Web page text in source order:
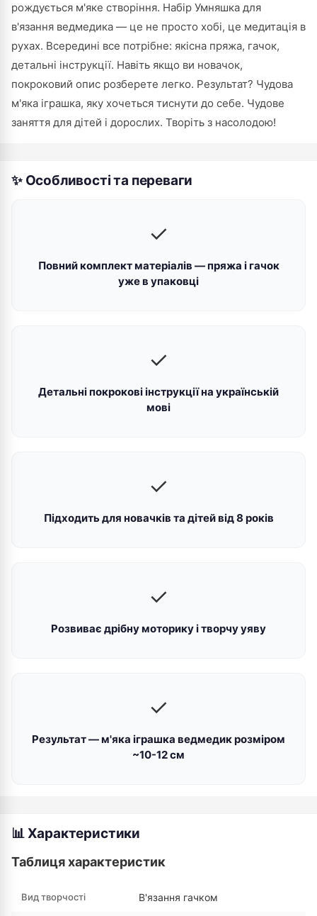
рождується м'яке створіння. Набір Умняшка для
в'язання ведмедика — це не просто хобі, це медитація в
рухах. Всередині все потрібне: якісна пряжа, гачок,
детальні інструкції. Навіть якщо ви новачок,
покроковий опис розберете легко. Результат? Чудова
м'яка іграшка, яку хочеться тиснути до себе. Чудове
заняття для дітей і дорослих. Творіть з насолодою!
✨ Особливості та переваги
✓
Повний комплект матеріалів — пряжа і гачок
уже в упаковці
✓
Детальні покрокові інструкції на українській
мові
✓
Підходить для новачків та дітей від 8 років
✓
Розвиває дрібну моторику і творчу уяву
✓
Результат — м'яка іграшка ведмедик розміром
~10-12 см
📊 Характеристики
Таблиця характеристик
Вид творчості В'язання гачком